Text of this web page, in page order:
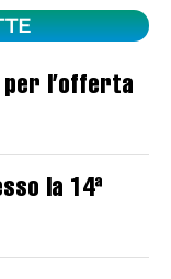
per l’offerta
la 14ª